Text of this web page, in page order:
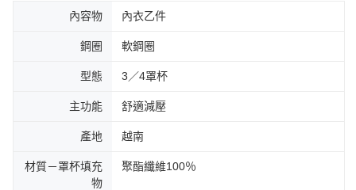
內容物 內衣乙件
鋼圈 軟鋼圈
型態 3／4罩杯
主功能 舒適減壓
產地 越南
材質－罩杯填充
物
聚酯纖維100％